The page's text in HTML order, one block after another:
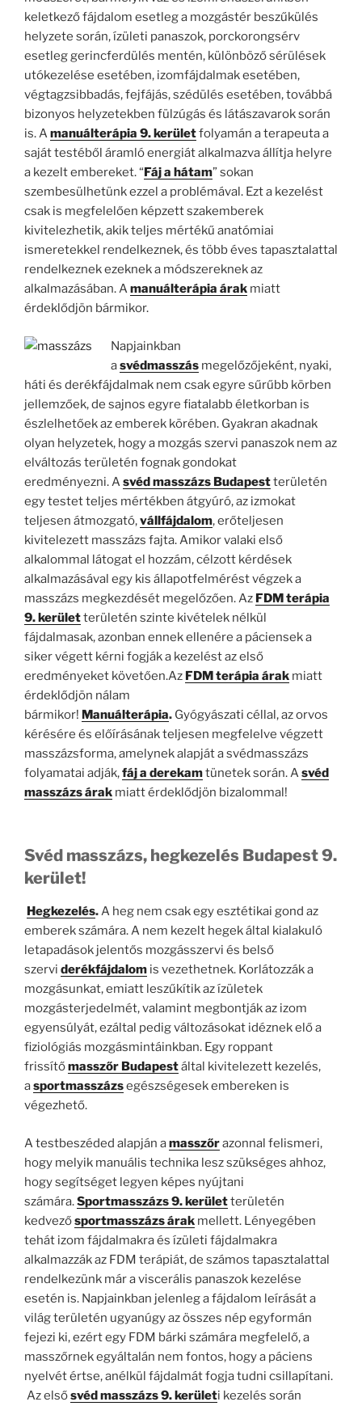
keletkező fájdalom esetleg a mozgástér beszűkülés
helyzete során, ízületi panaszok, porckorongsérv
esetleg gerincferdülés mentén, különböző sérülések
utókezelése esetében, izomfájdalmak esetében,
végtagzsibbadás, fejfájás, szédülés esetében, továbbá
bizonyos helyzetekben fülzúgás és látászavarok során
is. Amanuálterápia 9. kerületfolyamán a terapeuta a
saját testéből áramló energiát alkalmazva állítja helyre
a kezelt embereket. “Fáj a hátam” sokan
szembesülhetünk ezzel a problémával. Ezt a kezelést
csak is megfelelően képzett szakemberek
kivitelezhetik, akik teljes mértékű anatómiai
ismeretekkel rendelkeznek, és több éves tapasztalattal
rendelkeznek ezeknek a módszereknek az
alkalmazásában. Amanuálterápia árak miatt
érdeklődjön bármikor.
Napjainkban
asvédmasszásmegelőzőjeként, nyaki,
háti és derékfájdalmak nem csak egyre sűrűbb körben
jellemzőek, de sajnos egyre fiatalabb életkorban is
észlelhetőek az emberek körében. Gyakran akadnak
olyan helyzetek, hogy a mozgás szervi panaszok nem az
elváltozás területén fognak gondokat
eredményezni. A svéd masszázs Budapestterületén
egy testet teljes mértékben átgyúró, az izmokat
teljesen átmozgató,vállfájdalom, erőteljesen
kivitelezett masszázs fajta. Amikor valaki első
alkalommal látogat el hozzám, célzott kérdések
alkalmazásával egy kis állapotfelmérést végzek a
masszázs megkezdését megelőzően. Az FDM terápia
9. kerületterületén szinte kivételek nélkül
fájdalmasak, azonban ennek ellenére a páciensek a
siker végett kérni fogják a kezelést az első
eredményeket követően.Az FDM terápia árak miatt
érdeklődjön nálam
bármikor! Manuálterápia. Gyógyászati céllal, az orvos
kérésére és előírásának teljesen megfelelve végzett
masszázsforma, amelynek alapját a svédmasszázs
folyamatai adják,fáj a derekamtünetek során. A svéd
masszázs árak miatt érdeklődjön bizalommal!
Svéd masszázs, hegkezelés Budapest 9.
kerület!
Hegkezelés.A heg nem csak egy esztétikai gond az
emberek számára. A nem kezelt hegek által kialakuló
letapadások jelentős mozgásszervi és belső
szervi derékfájdalom is vezethetnek. Korlátozzák a
mozgásunkat, emiatt leszűkítik az ízületek
mozgásterjedelmét, valamint megbontják az izom
egyensúlyát, ezáltal pedig változásokat idéznek elő a
fiziológiás mozgásmintáinkban. Egy roppant
frissítőmasszőr Budapestáltal kivitelezett kezelés,
asportmasszázsegészségesek embereken is
végezhető.
A testbeszéded alapján amasszőrazonnal felismeri,
hogy melyik manuális technika lesz szükséges ahhoz,
hogy segítséget legyen képes nyújtani
számára.Sportmasszázs 9. kerületterületén
kedvezősportmasszázs árak mellett. Lényegében
tehát izom fájdalmakra és ízületi fájdalmakra
alkalmazzák az FDM terápiát, de számos tapasztalattal
rendelkezünk már a viscerális panaszok kezelése
esetén is. Napjainkban jelenleg a fájdalom leírását a
világ területén ugyanúgy az összes nép egyformán
fejezi ki, ezért egy FDM bárki számára megfelelő, a
masszőrnek egyáltalán nem fontos, hogy a páciens
nyelvét értse, anélkül fájdalmát fogja tudni csillapítani.
Az elsősvéd masszázs 9. kerületi kezelés során